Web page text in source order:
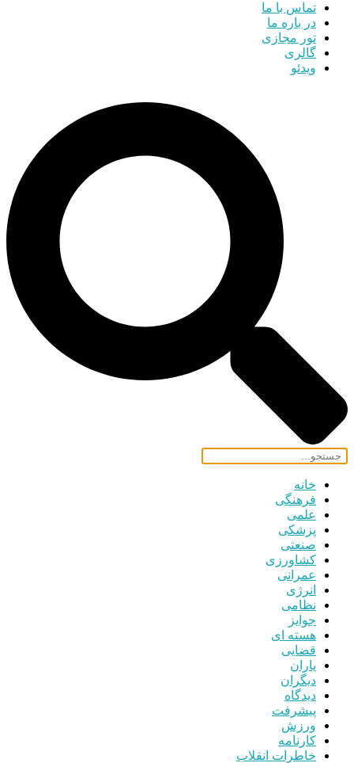
تماس با ما
در باره ما
تور مجازی
گالری
ویدئو
خانه
فرهنگی
علمی
پزشکی
صنعتی
کشاورزی
عمرانی
انرژی
نظامی
جوایز
هسته ای
قضایی
یاران
دیگران
دیدگاه
پیشرفت
ورزش
کارنامه
خاطرات انقلاب